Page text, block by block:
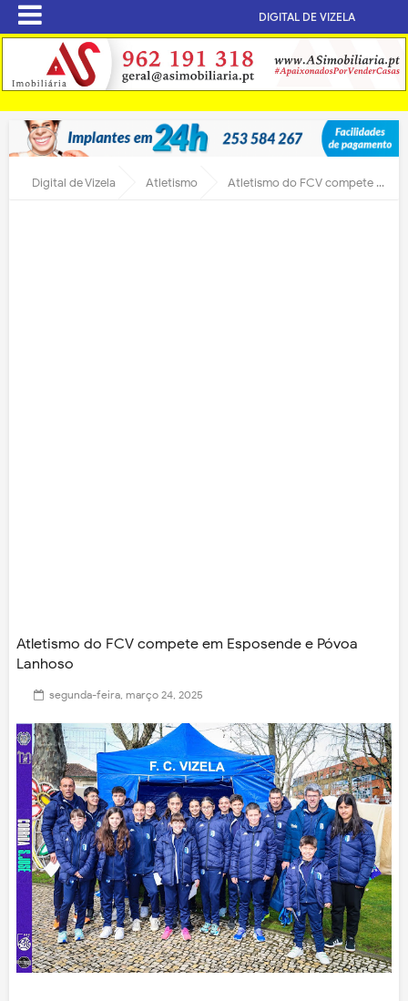
DIGITAL DE VIZELA
Digital de Vizela Atletismo Atletismo do FCV compete em Esposende e Póvoa Lanhoso
Atletismo do FCV compete em Esposende e Póvoa
Lanhoso
segunda-feira, março 24, 2025